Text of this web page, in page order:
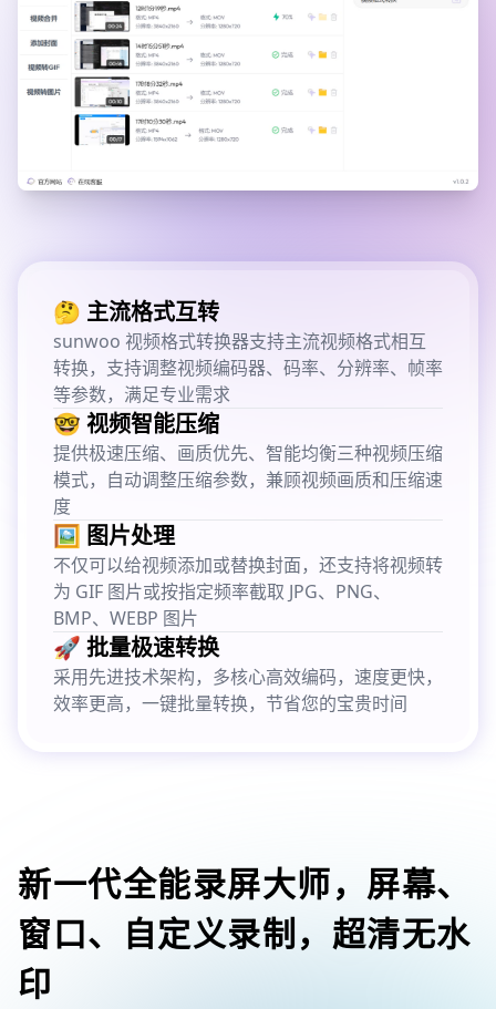
🤔 主流格式互转
sunwoo 视频格式转换器支持主流视频格式相互
转换，支持调整视频编码器、码率、分辨率、帧率
等参数，满足专业需求
🤓 视频智能压缩
提供极速压缩、画质优先、智能均衡三种视频压缩
模式，自动调整压缩参数，兼顾视频画质和压缩速
度
🖼️ 图片处理
不仅可以给视频添加或替换封面，还支持将视频转
为 GIF 图片或按指定频率截取 JPG、PNG、
BMP、WEBP 图片
🚀 批量极速转换
采用先进技术架构，多核心高效编码，速度更快，
效率更高，一键批量转换，节省您的宝贵时间
新一代全能录屏大师，屏幕、
窗口、自定义录制，超清无水
印